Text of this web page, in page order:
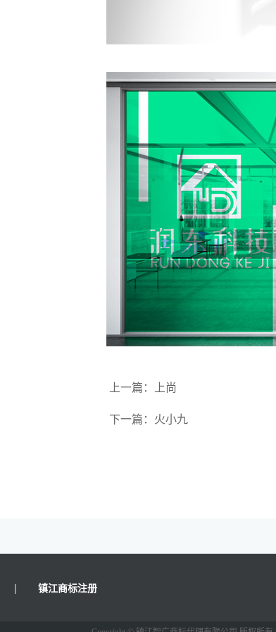
上一篇： 上尚
下一篇： 火小九
| 镇江商标注册